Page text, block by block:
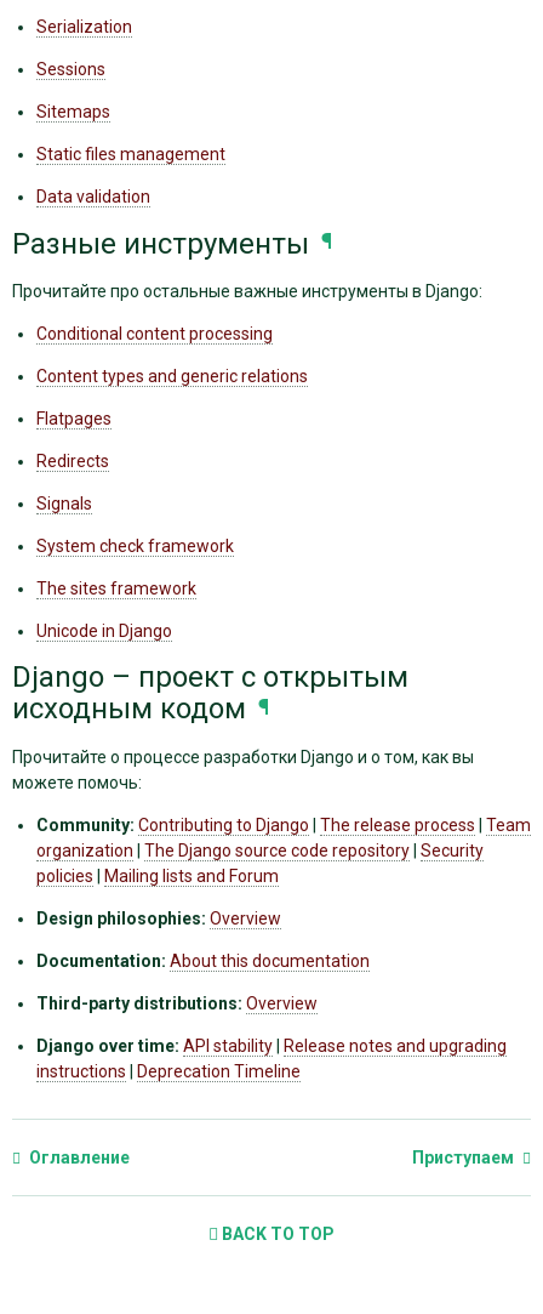
Serialization
Sessions
Sitemaps
Static files management
Data validation
Разные инструменты ¶
Прочитайте про остальные важные инструменты в Django:
Conditional content processing
Content types and generic relations
Flatpages
Redirects
Signals
System check framework
The sites framework
Unicode in Django
Django – проект с открытым
исходным кодом ¶
Прочитайте о процессе разработки Django и о том, как вы
можете помочь:
Community: Contributing to Django The release process
Team
organization
The Django source code repository Security
policies
Mailing lists and Forum
Design philosophies: Overview
Documentation: About this documentation
Third-party distributions: Overview
Django over time: API stability
Release notes and upgrading
instructions
Deprecation Timeline
Оглавление Приступаем
BACK TO TOP